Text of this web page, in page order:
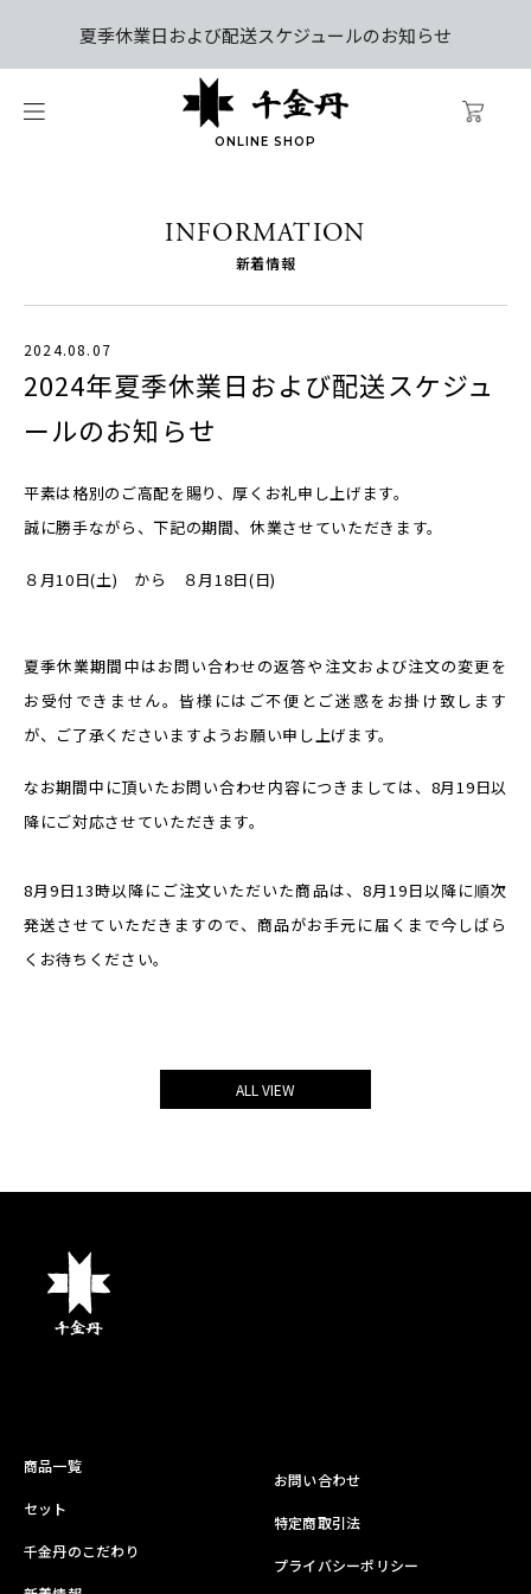
夏季休業日および配送スケジュールのお知らせ
ONLINE SHOP
INFORMATION
新着情報
2024.08.07
2024年夏季休業日および配送スケジュ
ールのお知らせ
平素は格別のご高配を賜り、厚くお礼申し上げます。
誠に勝手ながら、下記の期間、休業させていただきます。
８月10日(土) から ８月18日(日)
夏季休業期間中はお問い合わせの返答や注文および注文の変更を
お受付できません。皆様にはご不便とご迷惑をお掛け致します
が、 ご了承くださいますようお願い申し上げます。
なお期間中に頂いたお問い合わせ内容につきましては、8月19日以
降にご対応させていただきます。
8月9日13時以降にご注文いただいた商品は、8月19日以降に順次
発送させていただきますので、商品がお手元に届くまで今しばら
くお待ちください。
ALL VIEW
商品一覧
セット
千金丹のこだわり
お問い合わせ
特定商取引法
プライバシーポリシー